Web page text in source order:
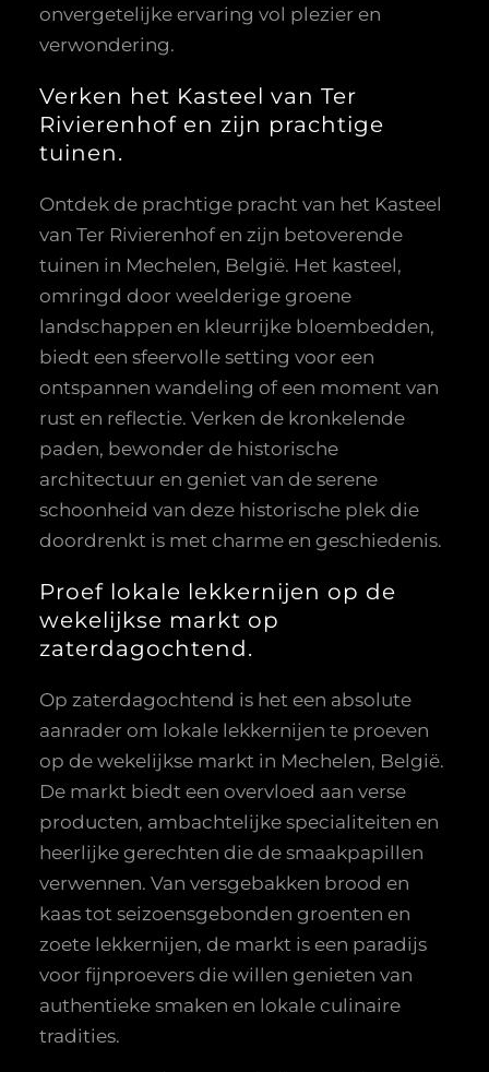
onvergetelijke ervaring vol plezier en
verwondering.
Verken het Kasteel van Ter
Rivierenhof en zijn prachtige
tuinen.
Ontdek de prachtige pracht van het Kasteel
van Ter Rivierenhof en zijn betoverende
tuinen in Mechelen, België. Het kasteel,
omringd door weelderige groene
landschappen en kleurrijke bloembedden,
biedt een sfeervolle setting voor een
ontspannen wandeling of een moment van
rust en reflectie. Verken de kronkelende
paden, bewonder de historische
architectuur en geniet van de serene
schoonheid van deze historische plek die
doordrenkt is met charme en geschiedenis.
Proef lokale lekkernijen op de
wekelijkse markt op
zaterdagochtend.
Op zaterdagochtend is het een absolute
aanrader om lokale lekkernijen te proeven
op de wekelijkse markt in Mechelen, België.
De markt biedt een overvloed aan verse
producten, ambachtelijke specialiteiten en
heerlijke gerechten die de smaakpapillen
verwennen. Van versgebakken brood en
kaas tot seizoensgebonden groenten en
zoete lekkernijen, de markt is een paradijs
voor fijnproevers die willen genieten van
authentieke smaken en lokale culinaire
tradities.